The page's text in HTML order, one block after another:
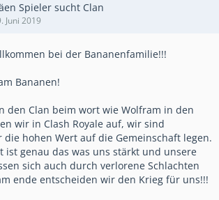
Spieler sucht Clan
Juni 2019
bei der Bananenfamilie!!!
Bananen!
den Clan beim wort wie Wolfram in den
wir in Clash Royale auf, wir sind
die hohen Wert auf die Gemeinschaft legen.
ist genau das was uns stärkt und unsere
sich auch durch verlorene Schlachten
ende entscheiden wir den Krieg für uns!!!